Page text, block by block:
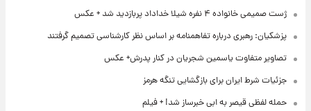
ژست صمیمی خانواده ۴ نفره شیلا خداداد پربازدید شد + عکس
پزشکیان: رهبری درباره تفاهمنامه بر اساس نظر کارشناسی تصمیم گرفتند
تصاویر متفاوت یاسمین شجریان در کنار پدرش+ عکس
جزئیات شرط ایران برای بازگشایی تنگه هرمز
حمله لفظی قیصر به ابی خبرساز شد! + فیلم